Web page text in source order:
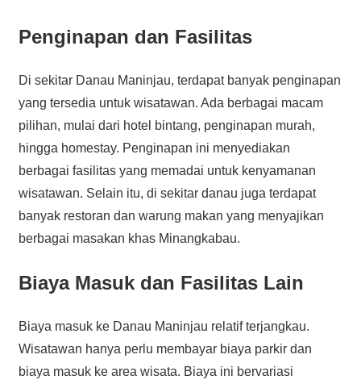
Penginapan dan Fasilitas
Di sekitar Danau Maninjau, terdapat banyak penginapan
yang tersedia untuk wisatawan. Ada berbagai macam
pilihan, mulai dari hotel bintang, penginapan murah,
hingga homestay. Penginapan ini menyediakan
berbagai fasilitas yang memadai untuk kenyamanan
wisatawan. Selain itu, di sekitar danau juga terdapat
banyak restoran dan warung makan yang menyajikan
berbagai masakan khas Minangkabau.
Biaya Masuk dan Fasilitas Lain
Biaya masuk ke Danau Maninjau relatif terjangkau.
Wisatawan hanya perlu membayar biaya parkir dan
biaya masuk ke area wisata. Biaya ini bervariasi